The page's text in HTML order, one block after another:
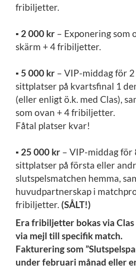
fribiljetter.
▪ 2 000 kr – Exponering som
skärm + 4 fribiljetter.
▪ 5 000 kr – VIP-middag för
sittplatser på kvartsfinal 1
(eller enligt ö.k. med Clas),
som ovan + 4 fribiljetter.
Fåtal platser kvar!
▪ 25 000 kr – VIP-middag för
sittplatser på första eller
slutspelsmatchen hemma,
huvudpartnerskap i
fribiljetter. (SÅLT!)
Era fribiljetter bokas via Clas
via mejl till specifik match.
Fakturering som
under februari månad eller